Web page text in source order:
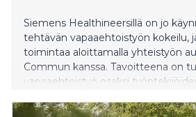
Siemens Healthineersillä on jo
tehtävän vapaaehtoistyön kokeilu,
toimintaa aloittamalla yhteistyön
Commun kanssa. Tavoitteena on
vapaaehtoistyö osaksi
yhteiskunnalliseen hyvään työajalla